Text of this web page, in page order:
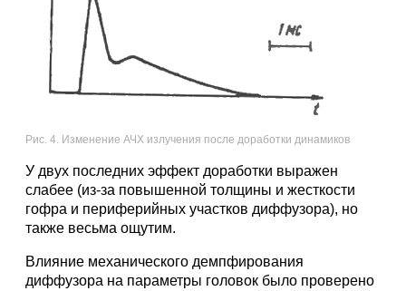
Рис. 4. Изменение АЧХ излучения после доработки динамиков
У двух последних эффект доработки выражен
слабее (из-за повышенной толщины и жесткости
гофра и периферийных участков диффузора), но
также весьма ощутим.
Влияние механического демпфирования
диффузора на параметры головок было проверено